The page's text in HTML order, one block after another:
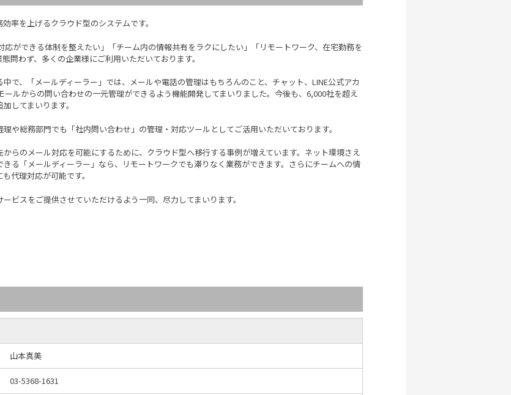
率を上げるクラウド型のシステムです。
ができる体制を整えたい」「チーム内の情報共有をラクにしたい」「リモートワーク、在宅勤務を
問わず、多くの企業様にご利用いただいております。
で、「メールディーラー」では、メールや電話の管理はもちろんのこと、チャット、LINE公式アカ
ールからの問い合わせの一元管理ができるよう機能開発してまいりました。今後も、6,000社を超え
してまいります。
や総務部門でも「社内問い合わせ」の管理・対応ツールとしてご活用いただいております。
らのメール対応を可能にするために、クラウド型へ移行する事例が増えています。ネット環境さえ
る「メールディーラー」なら、リモートワークでも滞りなく業務ができます。さらにチームへの情
代理対応が可能です。
ビスをご提供させていただけるよう一同、尽力してまいります。
山本真美
03-5368-1631